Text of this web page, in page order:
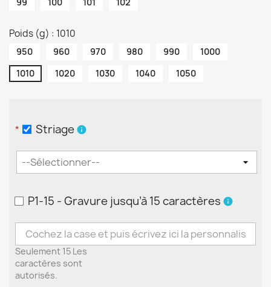
Poids (g) : 1010
950 960 970 980 990
1000
1010
1020 1030 1040 1050
* Striage info
P1-15 - Gravure jusqu’à 15 caractères info
Seulement 15 Les
caractères sont
autorisés.